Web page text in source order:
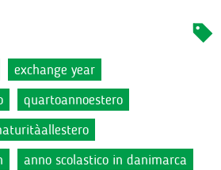
exchange year
quartoannoestero
anno scolastico in danimarca